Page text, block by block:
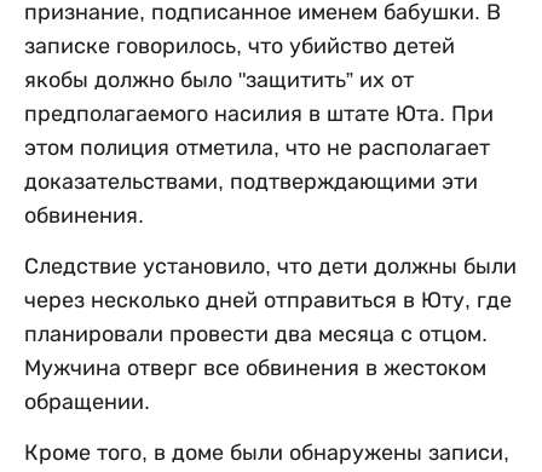
признание, подписанное именем бабушки. В
записке говорилось, что убийство детей
якобы должно было "защитить” их от
предполагаемого насилия в штате Юта. При
этом полиция отметила, что не располагает
доказательствами, подтверждающими эти
обвинения.
Следствие установило, что дети должны были
через несколько дней отправиться в Юту, где
планировали провести два месяца с отцом.
Мужчина отверг все обвинения в жестоком
обращении.
Кроме того, в доме были обнаружены записи,